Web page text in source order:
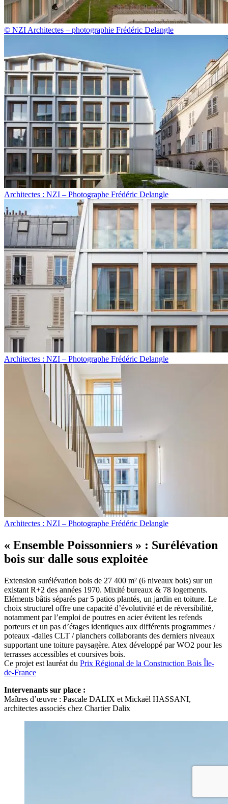
© NZI Architectes – photographie Frédéric Delangle
Architectes : NZI – Photographe Frédéric Delangle
Architectes : NZI – Photographe Frédéric Delangle
Architectes : NZI – Photographe Frédéric Delangle
« Ensemble Poissonniers » : Surélévation
bois sur dalle sous exploitée
Extension surélévation bois de 27 400 m² (6 niveaux bois) sur un
existant R+2 des années 1970. Mixité bureaux & 78 logements.
Eléments bâtis séparés par 5 patios plantés, un jardin en toiture. Le
choix structurel offre une capacité d’évolutivité et de réversibilité,
notamment par l’emploi de poutres en acier évitent les refends
porteurs et un pas d’étages identiques aux différents programmes /
poteaux -dalles CLT / planchers collaborants des derniers niveaux
supportant une toiture paysagère. Atex développé par WO2 pour les
terrasses accessibles et coursives bois.
Ce projet est lauréat du Prix Régional de la Construction Bois Île-
de-France
Intervenants sur place :
Maîtres d’œuvre : Pascale DALIX et Mickaël HASSANI,
architectes associés chez Chartier Dalix